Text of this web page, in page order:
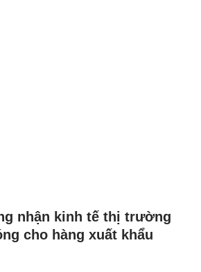
nhận kinh tế thị trường
cho hàng xuất khẩu